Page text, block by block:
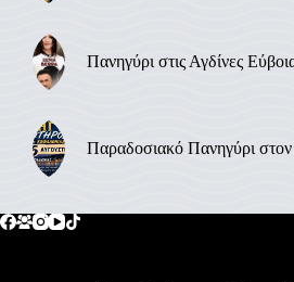
Πανηγύρι στις Αγδίνες
Παραδοσιακό Πανηγύρι